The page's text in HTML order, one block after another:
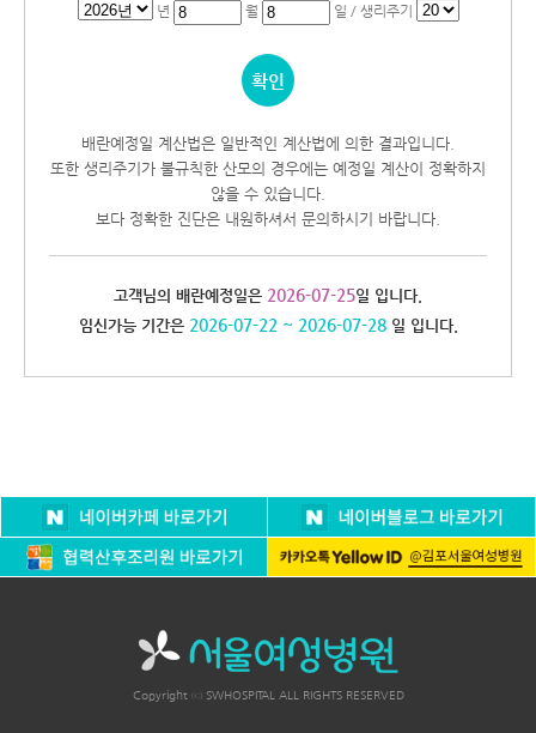
년 월 일 / 생리주기
배란예정일 계산법은 일반적인 계산법에 의한 결과입니다.
또한 생리주기가 불규칙한 산모의 경우에는 예정일 계산이 정확하지
않을 수 있습니다.
보다 정확한 진단은 내원하셔서 문의하시기 바랍니다.
고객님의 배란예정일은 2026-07-25일 입니다.
임신가능 기간은 2026-07-22 ~ 2026-07-28일 입니다.
Copyright ⓒ SWHOSPITAL ALL RIGHTS RESERVED